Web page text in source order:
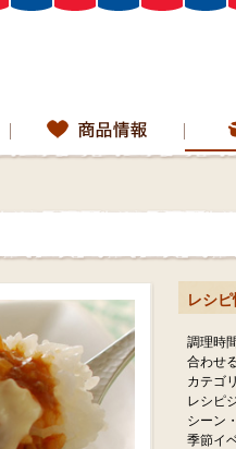
レシ
調理時
合わせ
カテゴ
レシピ
シーン
季節イ